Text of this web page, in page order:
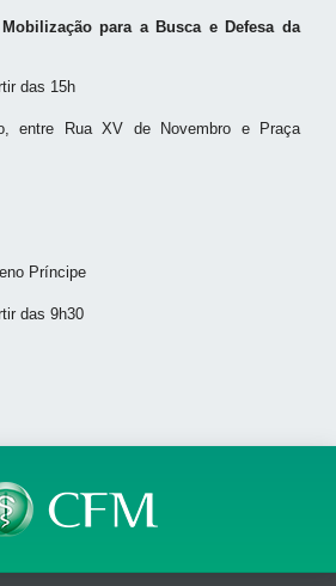
para a Busca e Defesa da
das 15h
entre Rua XV de Novembro e Praça
Príncipe
das 9h30